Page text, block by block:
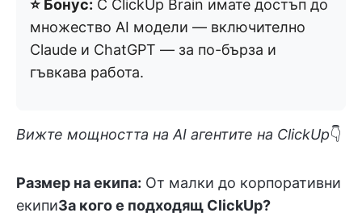
⭐️ Бонус: С ClickUp Brain имате достъп до
множество AI модели — включително
Claude и ChatGPT — за по-бърза и
гъвкава работа.
Вижте мощността на AI агентите на ClickUp👇
Размер на екипа: От малки до корпоративни
екипиЗа кого е подходящ ClickUp?